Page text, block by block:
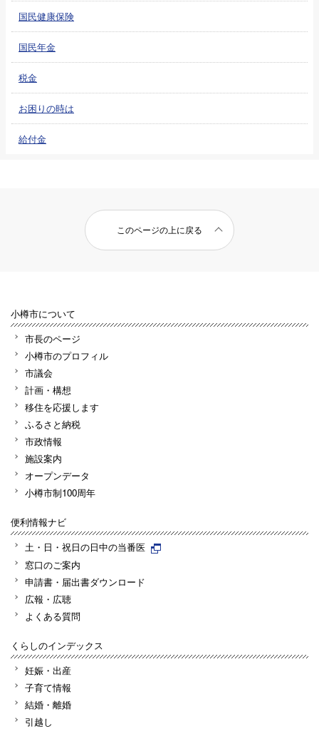
国民健康保険
国民年金
税金
お困りの時は
給付金
このページの上に戻る
小樽市について
市長のページ
小樽市のプロフィル
市議会
計画・構想
移住を応援します
ふるさと納税
市政情報
施設案内
オープンデータ
小樽市制100周年
便利情報ナビ
土・日・祝日の日中の当番医
窓口のご案内
申請書・届出書ダウンロード
広報・広聴
よくある質問
くらしのインデックス
妊娠・出産
子育て情報
結婚・離婚
引越し